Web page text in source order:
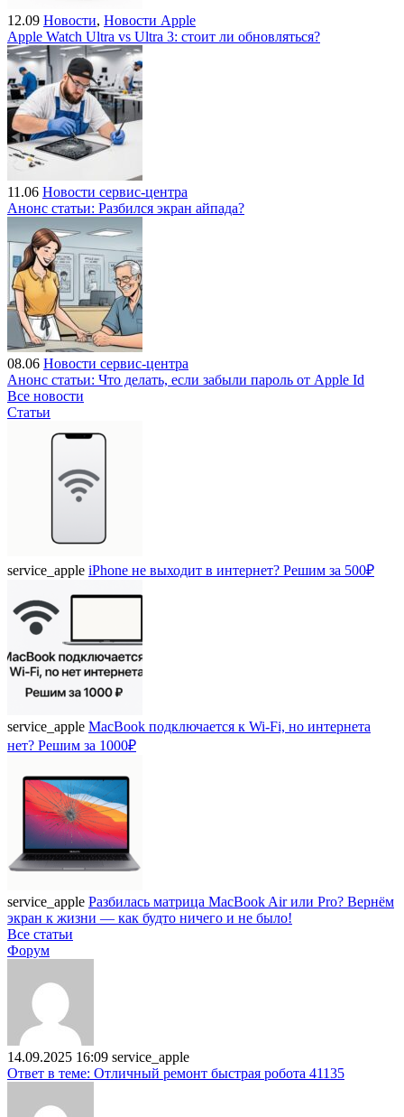
12.09 Новости, Новости Apple
Apple Watch Ultra vs Ultra 3: стоит ли обновляться?
11.06 Новости сервис-центра
Анонс статьи: Разбился экран айпада?
08.06 Новости сервис-центра
Анонс статьи: Что делать, если забыли пароль от Apple Id
Все новости
Статьи
service_apple iPhone не выходит в интернет? Решим за 500₽
service_apple MacBook подключается к Wi-Fi, но интернета
нет? Решим за 1000₽
service_apple Разбилась матрица MacBook Air или Pro? Вернём
экран к жизни — как будто ничего и не было!
Все статьи
Форум
14.09.2025 16:09 service_apple
Ответ в теме: Отличный ремонт быстрая робота 41135